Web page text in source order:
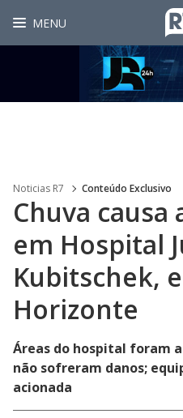
MENU
Noticias R7 Conteúdo Exclusivo
Chuva
em Hospital
Kubitschek,
Horizonte
Áreas do hospital foram
não sofreram danos;
acionada